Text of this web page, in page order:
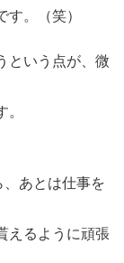
。（笑）
という点が、微
、あとは仕事を
えるように頑張